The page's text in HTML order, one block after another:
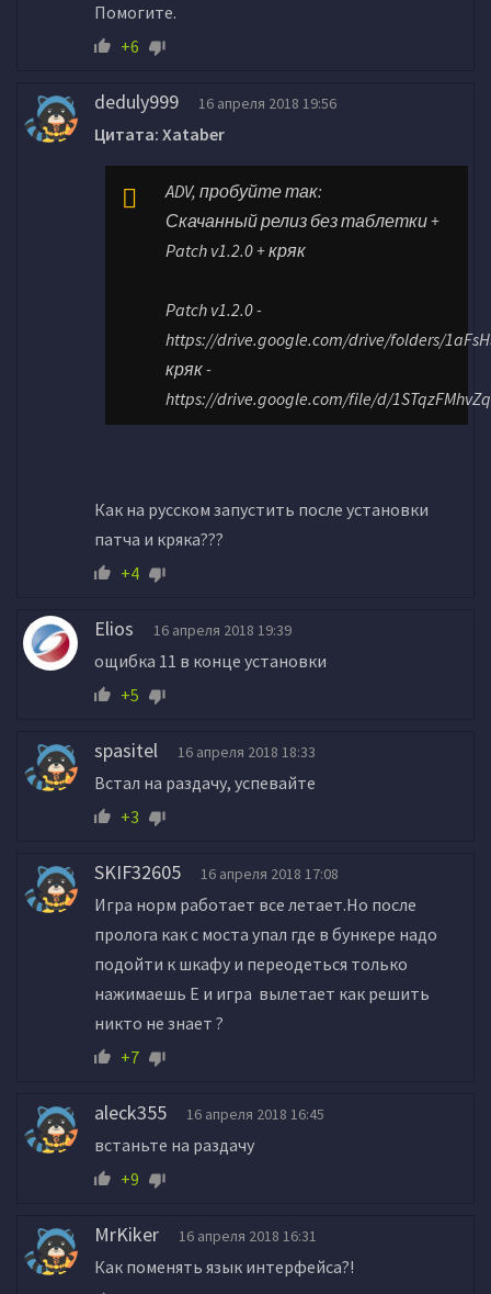
Помогите.
+6
deduly999 16 апреля 2018 19:56
Цитата: Xataber
ADV, пробуйте так:
Скачанный релиз без таблетки +
Patch v1.2.0 + кряк
Patch v1.2.0 -
https://drive.google.com/drive/folders/
кряк -
https://drive.google.com/file/d/
Как на русском запустить после установки
патча и кряка???
+4
Elios 16 апреля 2018 19:39
ощибка 11 в конце установки
+5
spasitel 16 апреля 2018 18:33
Встал на раздачу, успевайте
+3
SKIF32605 16 апреля 2018 17:08
Игра норм работает все летает.Но после
пролога как с моста упал где в бункере надо
подойти к шкафу и переодеться только
нажимаешь Е и игра вылетает как решить
никто не знает ?
+7
aleck355 16 апреля 2018 16:45
встаньте на раздачу
+9
MrKiker 16 апреля 2018 16:31
Как поменять язык интерфейса?!